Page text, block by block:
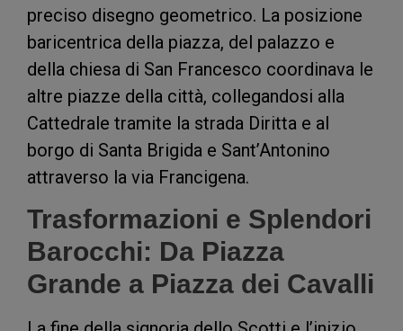
preciso disegno geometrico. La posizione
baricentrica della piazza, del palazzo e
della chiesa di San Francesco coordinava le
altre piazze della città, collegandosi alla
Cattedrale tramite la strada Diritta e al
borgo di Santa Brigida e Sant’Antonino
attraverso la via Francigena.
Trasformazioni e Splendori
Barocchi: Da Piazza
Grande a Piazza dei Cavalli